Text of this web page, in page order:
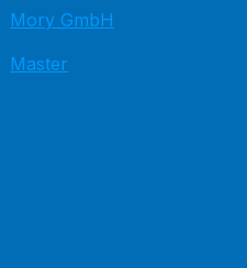
Mory GmbH
Master